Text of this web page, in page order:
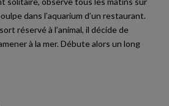
dans l’aquarium d’un restaurant.
réservé à l’animal, il décide de
à la mer. Débute alors un long